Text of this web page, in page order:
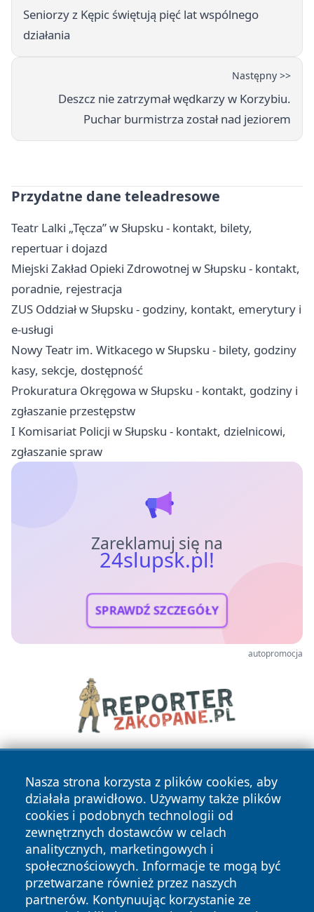
Seniorzy z Kępic świętują pięć lat wspólnego
działania
Następny >>
Deszcz nie zatrzymał wędkarzy w Korzybiu.
Puchar burmistrza został nad jeziorem
Przydatne dane teleadresowe
Teatr Lalki „Tęcza” w Słupsku - kontakt, bilety,
repertuar i dojazd
Miejski Zakład Opieki Zdrowotnej w Słupsku - kontakt,
poradnie, rejestracja
ZUS Oddział w Słupsku - godziny, kontakt, emerytury i
e-usługi
Nowy Teatr im. Witkacego w Słupsku - bilety, godziny
kasy, sekcje, dostępność
Prokuratura Okręgowa w Słupsku - kontakt, godziny i
zgłaszanie przestępstw
I Komisariat Policji w Słupsku - kontakt, dzielnicowi,
zgłaszanie spraw
Zareklamuj się na
24slupsk.pl!
SPRAWDŹ SZCZEGÓŁY
autopromocja
Nasza strona korzysta z plików cookies, aby
działała prawidłowo. Używamy także plików
cookies i podobnych technologii od
zewnętrznych dostawców w celach
analitycznych, marketingowych i
społecznościowych. Informacje te mogą być
przetwarzane również przez naszych
partnerów. Kontynuując korzystanie ze
Copyright © 2026 24slupsk.pl Wszystkie prawa zastrzeżone.
News Autorzy
Polityka
Polityka